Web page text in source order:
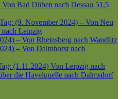
Von Bad Düben nach Dessau 51,5
(9. November 2024) – Von Neu
nach Leipzig
– Von Rheinsberg nach Wandlitz
– Von Dalmhorst nach
(1.11.2024) Von Leipzig nach
die Havelquelle nach Dalmsdorf